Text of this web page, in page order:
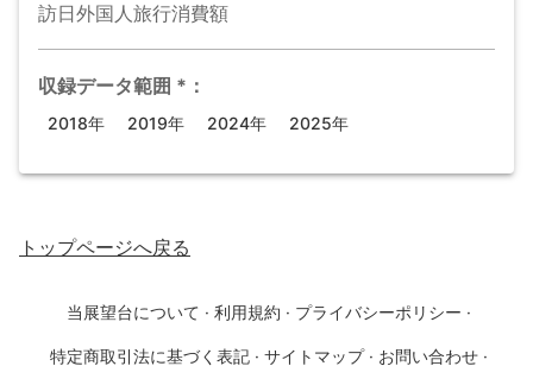
訪日外国人旅行消費額
収録データ範囲 * ：
2018年 2019年 2024年 2025年
トップページへ戻る
当展望台について · 利用規約 · プライバシーポリシー ·
特定商取引法に基づく表記 · サイトマップ · お問い合わせ ·